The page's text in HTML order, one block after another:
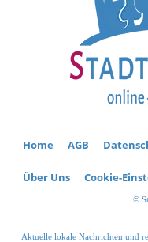
Home AGB
Über Uns Cookie-
©
Aktuelle lokale Nachrichten und